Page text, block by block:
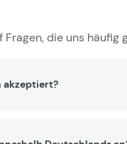
die uns häufig
akzeptiert?